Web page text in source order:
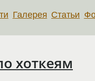
Галерея Статьи
хоткеям